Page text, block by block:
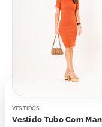
VESTIDOS